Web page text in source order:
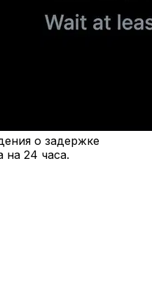
о задержке
на 24 часа.